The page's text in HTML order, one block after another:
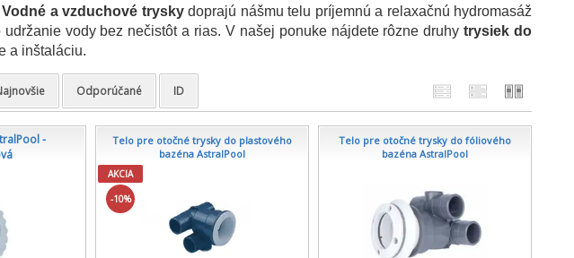
Vodné a vzduchové tryskydoprajú nášmu telu príjemnú a relaxačnú hydromasáž
vody bez nečistôt a rias. V našej ponuke nájdete rôzne druhytrysiek do
a inštaláciu.
Odporúčané ID
-
Telo pre otočné trysky do plastového
bazéna AstralPool
AKCIA
-10%
Telo pre otočné trysky do fóliového
bazéna AstralPool